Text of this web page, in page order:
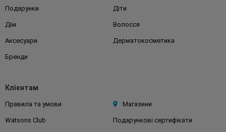
Подарунки Діти
Дім Волосся
Аксесуари Дерматокосметика
Бренди
Клієнтам
Правила та умови Магазини
Watsons Club Подарункові сертифікати